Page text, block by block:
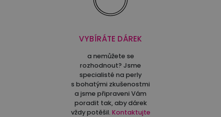
VYBÍRÁTE DÁREK
a nemůžete se
rozhodnout? Jsme
specialisté na perly
s bohatými zkušenostmi
a jsme připraveni Vám
poradit tak, aby dárek
vždy potěšil. Kontaktujte